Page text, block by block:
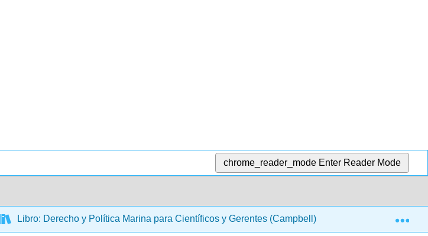
chrome_reader_mode Enter Reader Mode
Libro: Derecho y Política Marina para Científicos y Gerentes (Campbell) Capítulos